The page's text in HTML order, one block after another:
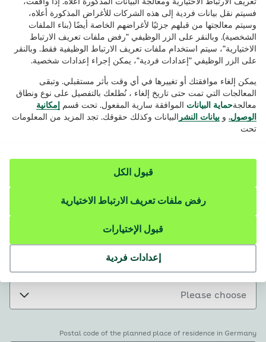
تعريف الارتباط الاختيارية ومعالجة البيانات المذكورة أعلاه. إذا وافقت،
فسيتم نقل بيانات فردية إلى هذه الشركات للأغراض المذكورة أعلاه،
وسيتم معالجتها من قبلهم جزئيًا لأغراضهم الخاصة أيضًا (بناء الملفات
الشخصية). وبالنقر على الزر الوظيفي "رفض ملفات تعريف الارتباط
الاختيارية"، سيتم استخدام ملفات تعريف الارتباط الوظيفية فقط. وبالنقر
على الزر الوظيفي "إعدادات فردية"، يمكن إجراء إعدادات شخصية.
يمكن إلغاء موافقتك أو تغييرها في أي وقت بأثر مستقبلي. وتبقى
المعالجات التي تمت حتى تاريخ إلغاء ، نُطلعك بالتفصيل على نوع ونطاق
معالجةحماية البيانات الموافقة سارية المفعول. تحت قسم
إمكانية
الوصول. و بيانات النشر
البيانات وكذلك حقوقك. تجد المزيد من المعلومات
تحت
إعدادات فردية
قبول الإختيارات
رفض ملفات تعريف الارتباط الاختيارية
قبول الكل
First Name
Surname
I plan in Germany …
Postal code of the planned place of residence in Germany